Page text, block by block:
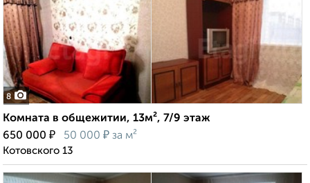
8
Комната в общежитии, 13м², 7/9 этаж
650 000 ₽ 50 000 ₽ за м²
Котовского 13